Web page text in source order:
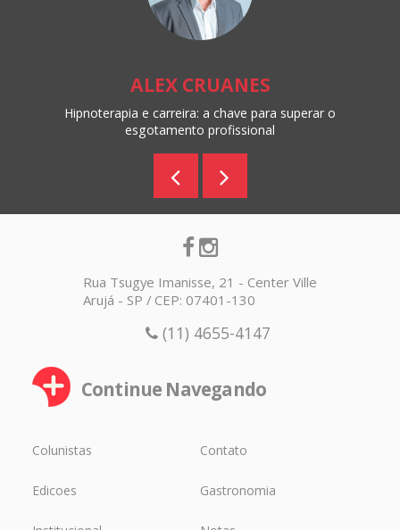
ALEX CRUANES
Hipnoterapia e carreira: a chave para superar o
esgotamento profissional
Rua Tsugye Imanisse, 21 - Center Ville
Arujá - SP / CEP: 07401-130
(11) 4655-4147
Continue Navegando
Colunistas Contato
Edicoes Gastronomia